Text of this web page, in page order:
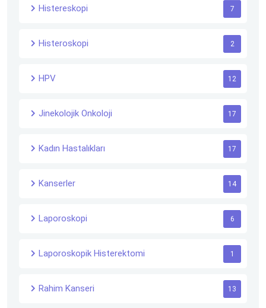
Histereskopi 7
Histeroskopi 2
HPV 12
Jinekolojik Onkoloji 17
Kadın Hastalıkları 17
Kanserler 14
Laporoskopi 6
Laporoskopik Histerektomi 1
Rahim Kanseri 13